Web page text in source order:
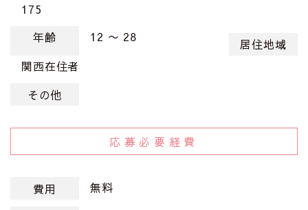
175
年齢
12 〜 28
居住地域
関西在住者
その他
応募必要経費
費用 無料